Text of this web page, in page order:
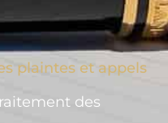
plaintes et appels
des